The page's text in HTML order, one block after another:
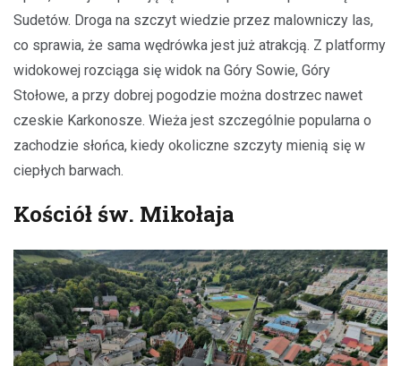
Sudetów. Droga na szczyt wiedzie przez malowniczy las,
co sprawia, że sama wędrówka jest już atrakcją. Z platformy
widokowej rozciąga się widok na Góry Sowie, Góry
Stołowe, a przy dobrej pogodzie można dostrzec nawet
czeskie Karkonosze. Wieża jest szczególnie popularna o
zachodzie słońca, kiedy okoliczne szczyty mienią się w
ciepłych barwach.
Kościół św. Mikołaja